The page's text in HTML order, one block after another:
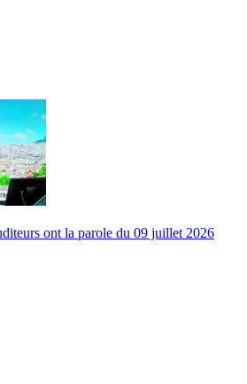
ont la parole du 09 juillet 2026